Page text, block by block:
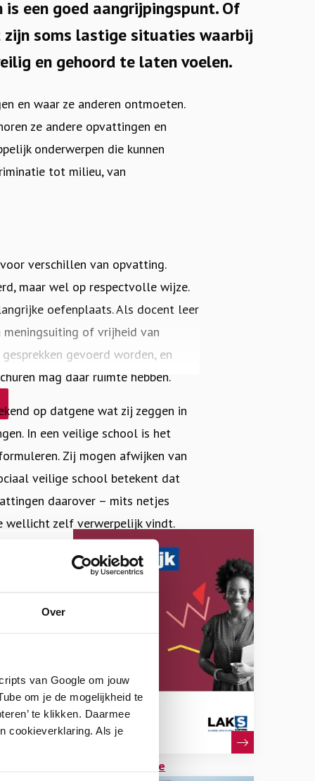
Over
van Google om jouw
om je de mogelijkheid te
te klikken. Daarmee
cookieverklaring. Als je
een goed aangrijpingspunt. Of
zijn soms lastige situaties waarbij
en gehoord te laten voelen.
en waar ze anderen ontmoeten.
ze andere opvattingen en
onderwerpen die kunnen
tot milieu, van
verschillen van opvatting.
maar wel op respectvolle wijze.
oefenplaats. Als docent leer
of vrijheid van
gevoerd worden, en
mag daar ruimte hebben.
op datgene wat zij zeggen in
In een veilige school is het
Zij mogen afwijken van
veilige school betekent dat
daarover – mits netjes
wellicht zelf verwerpelijk vindt.
op besproken thema’s voldoende
Dat kan over lesstof gaan of
mee. Dat maakt dat de
spreken, soms onveiligheid tot
Dat is het spanningsveld
is de dynamiek daartussen
bespreken in de
die je